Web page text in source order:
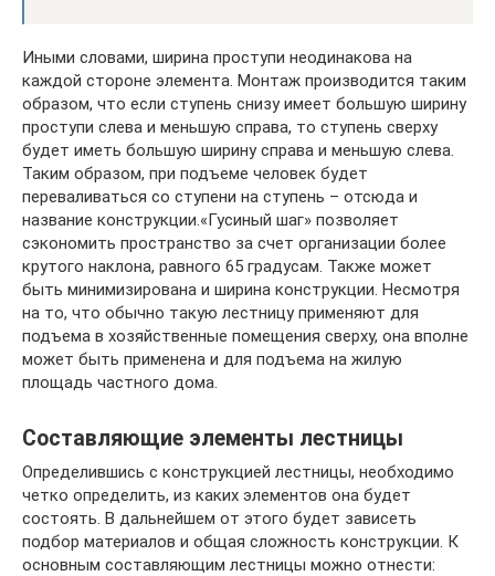
Иными словами, ширина проступи неодинакова на
каждой стороне элемента. Монтаж производится таким
образом, что если ступень снизу имеет большую ширину
проступи слева и меньшую справа, то ступень сверху
будет иметь большую ширину справа и меньшую слева.
Таким образом, при подъеме человек будет
переваливаться со ступени на ступень – отсюда и
название конструкции.«Гусиный шаг» позволяет
сэкономить пространство за счет организации более
крутого наклона, равного 65 градусам. Также может
быть минимизирована и ширина конструкции. Несмотря
на то, что обычно такую лестницу применяют для
подъема в хозяйственные помещения сверху, она вполне
может быть применена и для подъема на жилую
площадь частного дома.
Составляющие элементы лестницы
Определившись с конструкцией лестницы, необходимо
четко определить, из каких элементов она будет
состоять. В дальнейшем от этого будет зависеть
подбор материалов и общая сложность конструкции. К
основным составляющим лестницы можно отнести: